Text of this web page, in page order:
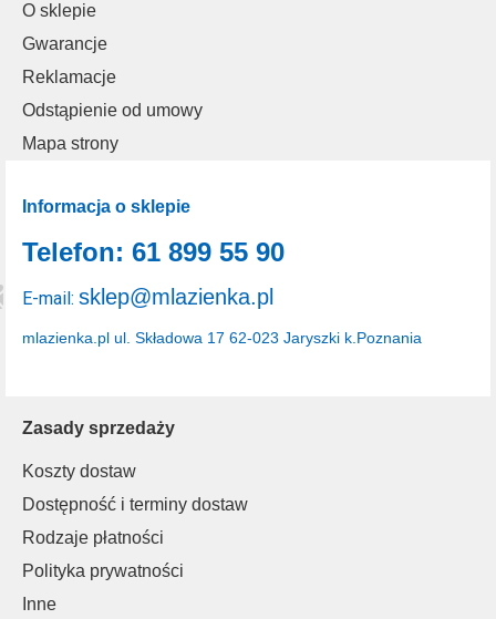
O sklepie
Gwarancje
Reklamacje
Odstąpienie od umowy
Mapa strony
Zasady sprzedaży
Koszty dostaw
Dostępność i terminy dostaw
Rodzaje płatności
Polityka prywatności
Inne
Informacja o sklepie
mlazienka.pl ul. Składowa 17 62-023 Jaryszki k.Poznania
Telefon: 61 899 55 90
E-mail: sklep@mlazienka.pl